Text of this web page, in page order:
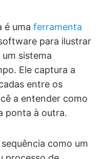
é uma ferramenta
para ilustrar
sistema
Ele captura a
entre os
a entender como
ponta à outra.
como um